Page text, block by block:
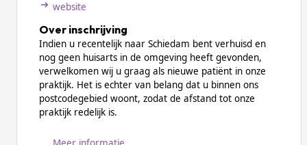
website
Over inschrijving
Indien u recentelijk naar Schiedam bent verhuisd en
nog geen huisarts in de omgeving heeft gevonden,
verwelkomen wij u graag als nieuwe patiënt in onze
praktijk. Het is echter van belang dat u binnen ons
postcodegebied woont, zodat de afstand tot onze
praktijk redelijk is.